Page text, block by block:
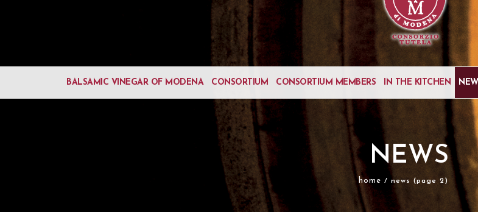
NEWS
home / news (page 2)
BALSAMIC VINEGAR OF MODENA CONSORTIUM CONSORTIUM MEMBERS IN THE KITCHEN